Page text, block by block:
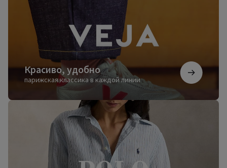
Красиво, удобно
парижская классика в каждой линии
Безупречный